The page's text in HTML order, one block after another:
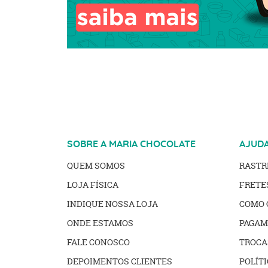
SOBRE A MARIA CHOCOLATE
QUEM SOMOS
LOJA FÍSICA
INDIQUE NOSSA LOJA
ONDE ESTAMOS
FALE CONOSCO
DEPOIMENTOS CLIENTES
COMO